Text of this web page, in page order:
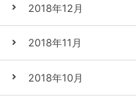
2018年12月
2018年11月
2018年10月